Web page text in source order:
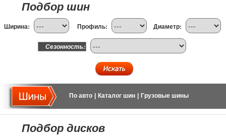
Подбор шин
Ширина: Профиль: Диаметр:
Сезонность:
По авто Каталог шин Грузовые шины
Подбор дисков